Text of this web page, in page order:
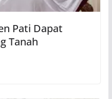
Pati Dapat
Tanah